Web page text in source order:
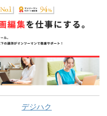
デジハク